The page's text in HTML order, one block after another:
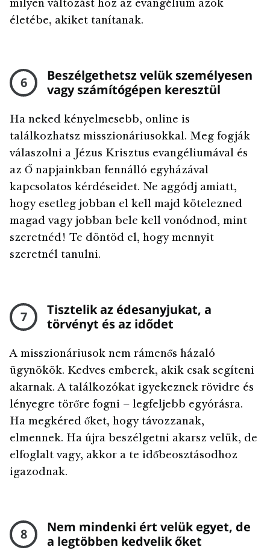
milyen változást hoz az evangélium azok
életébe, akiket tanítanak.
6
Beszélgethetsz velük személyesen
vagy számítógépen keresztül
Ha neked kényelmesebb, online is
találkozhatsz misszionáriusokkal. Meg fogják
válaszolni a Jézus Krisztus evangéliumával és
az Ő napjainkban fennálló egyházával
kapcsolatos kérdéseidet. Ne aggódj amiatt,
hogy esetleg jobban el kell majd kötelezned
magad vagy jobban bele kell vonódnod, mint
szeretnéd! Te döntöd el, hogy mennyit
szeretnél tanulni.
7
Tisztelik az édesanyjukat, a
törvényt és az idődet
A misszionáriusok nem rámenős házaló
ügynökök. Kedves emberek, akik csak segíteni
akarnak. A találkozókat igyekeznek rövidre és
lényegre törőre fogni – legfeljebb egyórásra.
Ha megkéred őket, hogy távozzanak,
elmennek. Ha újra beszélgetni akarsz velük, de
elfoglalt vagy, akkor a te időbeosztásodhoz
igazodnak.
8
Nem mindenki ért velük egyet, de
a legtöbben kedvelik őket